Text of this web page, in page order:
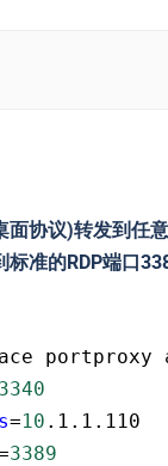
面协议)转发到任
准的RDP端口
portproxy
3340
=10 .1.1.110
3389